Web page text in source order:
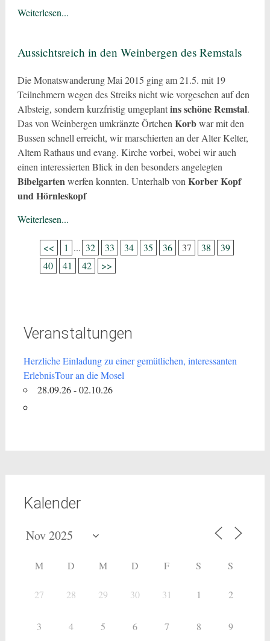
Weiterlesen...
Aussichtsreich in den Weinbergen des Remstals
Die Monatswanderung Mai 2015 ging am 21.5. mit 19
Teilnehmern wegen des Streiks nicht wie vorgesehen auf den
Albsteig, sondern kurzfristig umgeplantins schöne Remstal.
Das von Weinbergen umkränzte Örtchen Korbwar mit den
Bussen schnell erreicht, wir marschierten an der Alter Kelter,
Altem Rathaus und evang. Kirche vorbei, wobei wir auch
einen interessierten Blick in den besonders angelegten
Bibelgartenwerfen konnten. Unterhalb von Korber Kopf
und Hörnleskopf
Weiterlesen...
<< 1 ... 32 33 34 35 36 37 38
39
40
41 42 >>
Veranstaltungen
Herzliche Einladung zu einer gemütlichen, interessanten
ErlebnisTour an die Mosel
28.09.26 - 02.10.26
Kalender
M D M D F S S
27 28 29 30 31 1 2
3 4 5 6 7 8 9